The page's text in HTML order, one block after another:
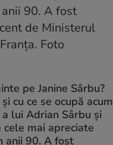
pe Janine Sârbu?
cu ce se ocupă acum
lui Adrian Sârbu și
mai apreciate
anii 90. A fost